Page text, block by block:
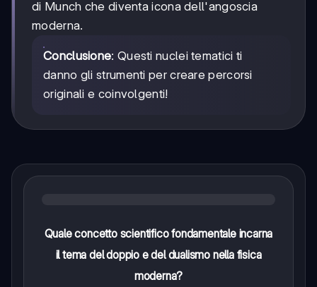
di Munch che diventa icona dell'angoscia
moderna.
Conclusione: Questi nuclei tematici ti
danno gli strumenti per creare percorsi
originali e coinvolgenti!
Quale concetto scientifico fondamentale incarna
il tema del doppio e del dualismo nella fisica
moderna?